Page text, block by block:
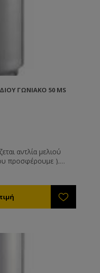
ΓΩΝΙΑΚΌ 50 MS
αντλία μελιού
προσφέρουμε ).
φίλτρο. Την τάπα
Το μέλι μπαίνει